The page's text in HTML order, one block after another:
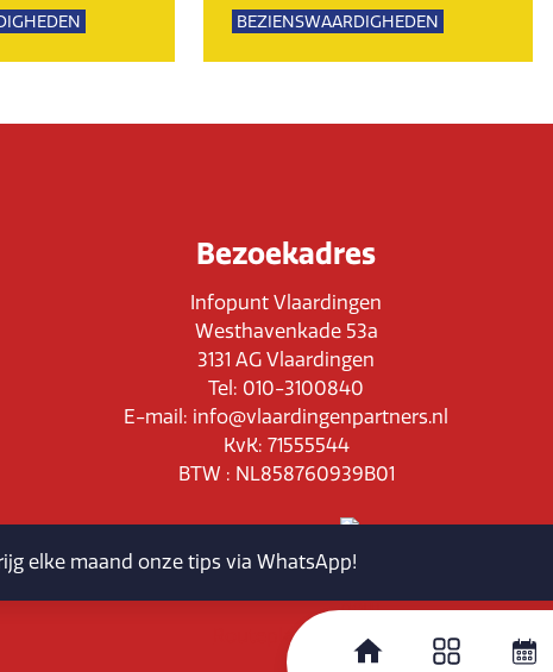
BEZIENSWAARDIGHEDEN
NATUUR
Bezoekadres
Infopunt Vlaardingen
Westhavenkade 53a
3131 AG Vlaardingen
Tel: 010-3100840
E-mail: info@vlaardingenpartners.nl
KvK: 71555544
BTW : NL858760939B01
Routeplanner
elke maand onze tips via WhatsApp!